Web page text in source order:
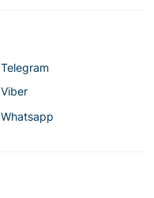
Telegram
Viber
Whatsapp